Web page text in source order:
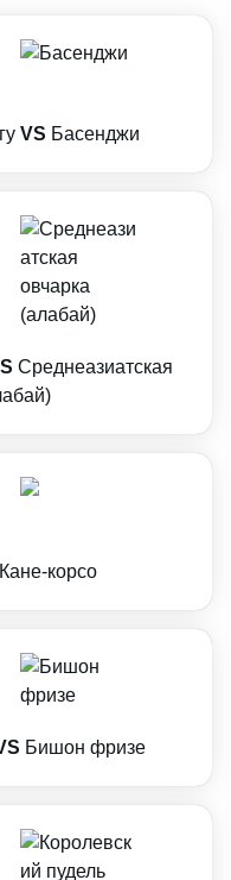
VS Басенджи
Среднеазиатская
Кане-корсо
Бишон фризе